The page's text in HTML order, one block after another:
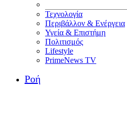
Τεχνολογία
Περιβάλλον & Ενέργεια
Υγεία & Επιστήμη
Πολιτισμός
Lifestyle
PrimeNews TV
Ροή